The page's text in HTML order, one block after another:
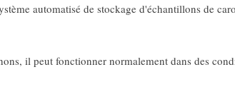
automatisé de stockage d'échantillons de
il peut fonctionner normalement dans des